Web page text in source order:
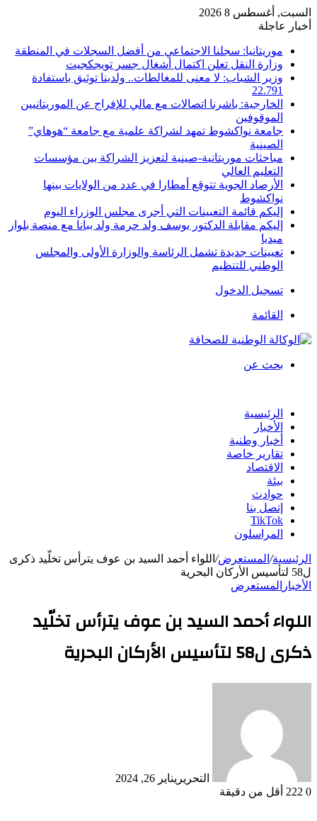
السبت, أغسطس 8 2026
أخبار عاجلة
موريتانيا: سجلنا الاجتماعي من أفضل السجلات في المنطقة
وزارة النقل تعلن اكتمال أشغال جسر تويجكجيت
وزير الشباب: لا معنى للمغالطات.. ولدينا توثيق باستفادة
22.791
الخارجية: باشرنا اتصالات مع مالي للإفراج عن الموريتانيين
الموقوفين
جامعة نواكشوط تمهد لشراكة علمية مع جامعة “هوهاي”
الصينية
مباحثات موريتانية-صينية لتعزيز الشراكة بين مؤسسات
التعليم العالي
الأرصاد الجوية تتوقع أمطارا في عدد من الولايات بينها
نواكشوط
إليكم قائمة التعيينات التي أجرى مجلس الوزراء اليوم
إليكم مقابلة الدكتور يوسف ولد حرمة ولد ببانا مع منصة بلوار
ميديا
تعيينات جديدة تشمل الرئاسة والوزارة الأولى والمجلس
الوطني للتنظيم
تسجيل الدخول
القائمة
بحث عن
الرئيسية
الأخبار
أخبار وطنية
تقارير خاصة
الاقتصاد
بيئة
حوادث
إتصل بنا
TikTok
المراسلون
الرئيسية/ المستعرض/ اللواء أحمد السيد بن عوف يترأس تخلّيد ذكرى
ل58 لتأسيس الأركان البحرية
الأخبار المستعرض
اللواء أحمد السيد بن عوف يترأس تخلّيد
ذكرى ل58 لتأسيس الأركان البحرية
التحرير يناير 26, 2024
0
أقل من دقيقة